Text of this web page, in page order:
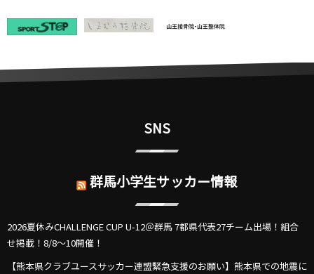
SNS
群馬小学生サッカー情報
2026夏休みCHALLENGE CUP U-12＠群馬 7都県代表27チーム出場！組合
せ掲載！8/8～10開催！
【熊本県クラブユースサッカー連盟緊急支援のお願い】熊本県での地震に